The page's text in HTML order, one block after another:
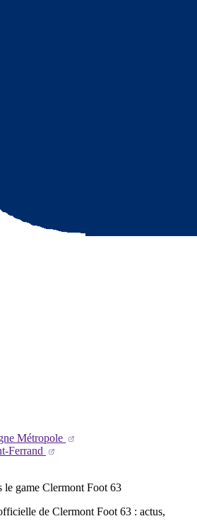
de Clermont Foot 63 : actus,